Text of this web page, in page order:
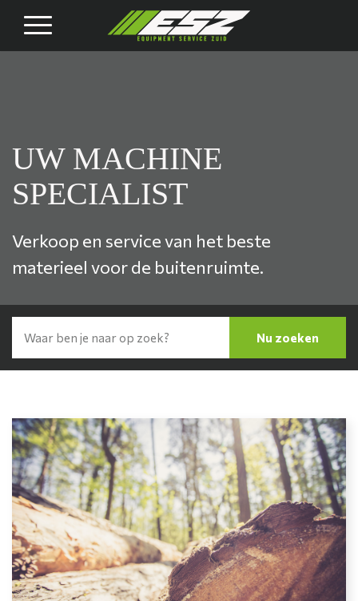
Contact
UW MACHINE
SPECIALIST
Verkoop en service van het beste
materieel voor de buitenruimte.
UW MACHINE
SPECIALIST
Verkoop en service van het beste
materieel voor de buitenruimte.